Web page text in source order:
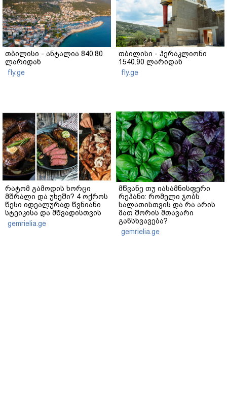
თბილისი - ანტალია 840.80
ლარიდან
fly.ge
თბილისი - ჰერაკლიონი
1540.90 ლარიდან
fly.ge
რატომ გამოდის ხორცი
მშრალი და უხეში? 4 ოქროს
წესი იდეალურად წვნიანი
სტეიკისა და მწვადისთვის
gemrielia.ge
მწვანე თუ იასამნისფერი
რეჰანი: რომელი ჯობს
სალათისთვის და რა არის
მათ შორის მთავარი
განსხვავება?
gemrielia.ge